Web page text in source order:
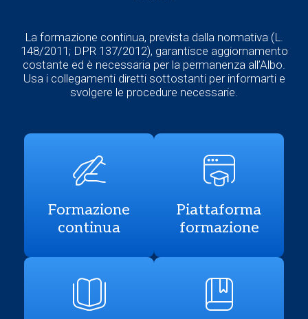
La formazione continua, prevista dalla normativa (L.
148/2011; DPR 137/2012), garantisce aggiornamento
costante ed è necessaria per la permanenza all’Albo.
Usa i collegamenti diretti sottostanti per informarti e
svolgere le procedure necessarie.
Formazione
continua
Piattaforma
formazione